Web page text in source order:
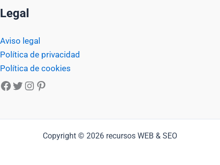
Legal
Aviso legal
Política de privacidad
Política de cookies
Facebook
Twitter
Instagram
Pinterest
Copyright © 2026 recursos WEB & SEO